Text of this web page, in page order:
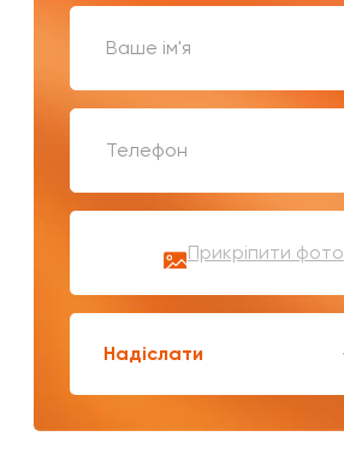
Прикріпити фото
Надіслати